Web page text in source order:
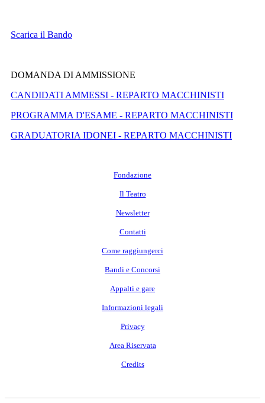
Scarica il Bando
DOMANDA DI AMMISSIONE
CANDIDATI AMMESSI - REPARTO MACCHINISTI
PROGRAMMA D'ESAME - REPARTO MACCHINISTI
GRADUATORIA IDONEI - REPARTO MACCHINISTI
Fondazione
Il Teatro
Newsletter
Contatti
Come raggiungerci
Bandi e Concorsi
Appalti e gare
Informazioni legali
Privacy
Area Riservata
Credits